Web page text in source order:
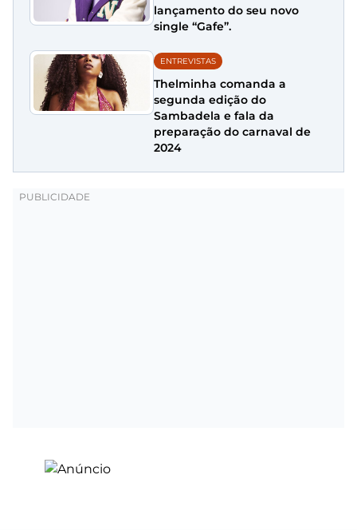
lançamento do seu novo
single “Gafe”.
ENTREVISTAS
Thelminha comanda a
segunda edição do
Sambadela e fala da
preparação do carnaval de
2024